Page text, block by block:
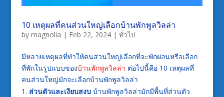
10 เหตุผลที่คนส่วนใหญ่เลือกบ้านพักพูลวิลล่า
by magnolia | Feb 22, 2024| ทั่วไป
มีหลายเหตุผลที่ทำให้คนส่วนใหญ่เลือกที่จะพักผ่อนหรือเลือก
ที่พักในรูปแบบของบ้านพักพูลวิลล่า ต่อไปนี้คือ 10 เหตุผลที่
คนส่วนใหญ่มักจะเลือกบ้านพักพูลวิลล่า
ส่วนตัวและเงียบสงบบ้านพักพูลวิลล่ามักมีพื้นที่ส่วนตัว